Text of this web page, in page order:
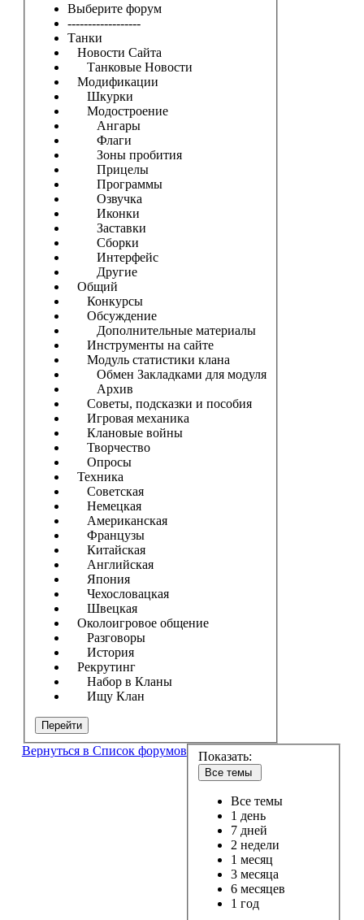
Выберите форум
------------------
Танки
Новости Сайта
Танковые Новости
Модификации
Шкурки
Модостроение
Ангары
Флаги
Зоны пробития
Прицелы
Программы
Озвучка
Иконки
Заставки
Сборки
Интерфейс
Другие
Общий
Конкурсы
Обсуждение
Дополнительные материалы
Инструменты на сайте
Модуль статистики клана
Обмен Закладками для модуля
Архив
Советы, подсказки и пособия
Игровая механика
Клановые войны
Творчество
Опросы
Техника
Советская
Немецкая
Американская
Французы
Китайская
Английская
Япония
Чехословацкая
Швецкая
Околоигровое общение
Разговоры
История
Рекрутинг
Набор в Кланы
Ищу Клан
Перейти
Вернуться в Список форумов Показать:
Все темы
Все темы
1 день
7 дней
2 недели
1 месяц
3 месяца
6 месяцев
1 год